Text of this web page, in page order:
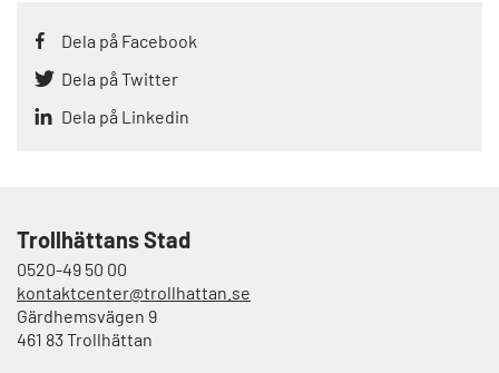
Dela på Facebook
Dela på Twitter
Dela på Linkedin
Trollhättans Stad
0520-49 50 00
kontaktcenter@trollhattan.se
Gärdhemsvägen 9
461 83 Trollhättan